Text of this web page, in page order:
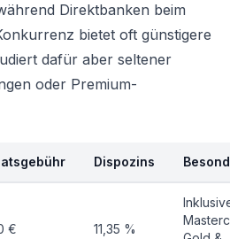
Direktbanken beim
bietet oft günstigere
dafür aber seltener
oder Premium-
Dispozins
€ 11,35 %